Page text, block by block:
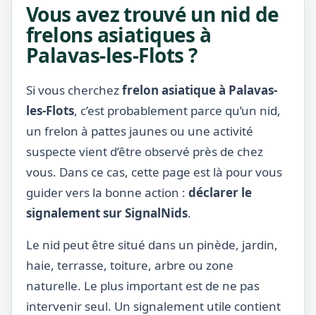
Vous avez trouvé un nid de
frelons asiatiques à
Palavas-les-Flots ?
Si vous cherchezfrelon asiatique à Palavas-
les-Flots, c’est probablement parce qu’un nid,
un frelon à pattes jaunes ou une activité
suspecte vient d’être observé près de chez
vous. Dans ce cas, cette page est là pour vous
guider vers la bonne action : déclarer le
signalement sur SignalNids.
Le nid peut être situé dans un pinède, jardin,
haie, terrasse, toiture, arbre ou zone
naturelle. Le plus important est de ne pas
intervenir seul. Un signalement utile contient